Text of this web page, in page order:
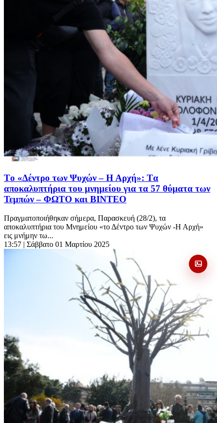
Tο «Δέντρο των Ψυχών – Η Αρχή»: Tα
αποκαλυπτήρια του μνημείου για τα 57 θύματα των
Τεμπών – ΦΩΤΟ και ΒΙΝΤΕΟ
Πραγματοποιήθηκαν σήμερα, Παρασκευή (28/2), τα
αποκαλυπτήρια του Μνημείου «το Δέντρο των Ψυχών -Η Αρχή»
εις μνήμην τω...
13:57 | Σάββατο 01 Μαρτίου 2025